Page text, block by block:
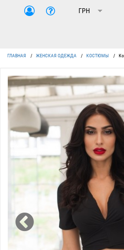
ГЛАВНАЯ / ЖЕНСКАЯ ОДЕЖДА / КОСТЮМЫ /